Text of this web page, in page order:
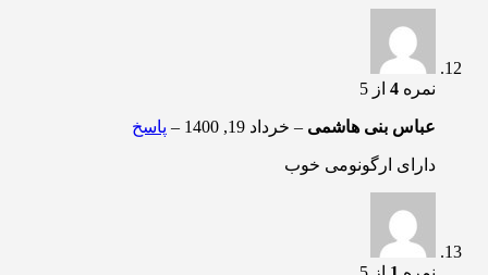
نمره 4 از 5
عباس بنی هاشمی – خرداد 19, 1400 – پاسخ
دارای ارگونومی خوب